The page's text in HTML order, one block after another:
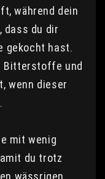
während dein
dass du dir
gekocht hast.
Bitterstoffe und
wenn dieser
mit wenig
du trotz
wässrigen